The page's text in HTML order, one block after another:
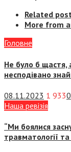
Related
More from
Головне
Не було б щастя,
несподівано
08.11.2023 1 9330
Наша ревізія
“Ми боялися
травматології